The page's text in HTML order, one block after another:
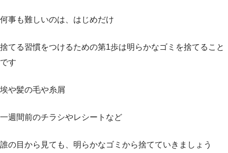
何事も難しいのは、はじめだけ
捨てる習慣をつけるための第1歩は明らかなゴミを捨てること
です
埃や髪の毛や糸屑
一週間前のチラシやレシートなど
誰の目から見ても、明らかなゴミから捨てていきましょう